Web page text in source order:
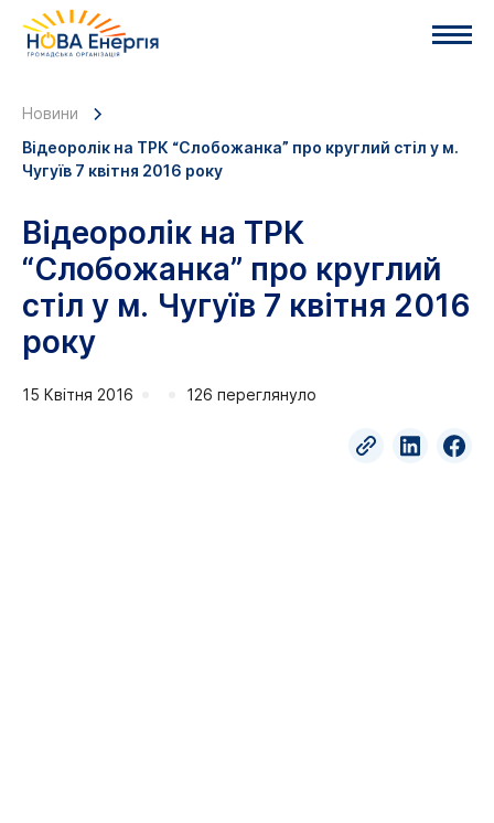
Новини
Відеоролік на ТРК “Слобожанка” про круглий стіл у м.
Чугуїв 7 квітня 2016 року
Відеоролік на ТРК
“Слобожанка” про круглий
стіл у м. Чугуїв 7 квітня 2016
року
15 Квітня 2016 126 переглянуло